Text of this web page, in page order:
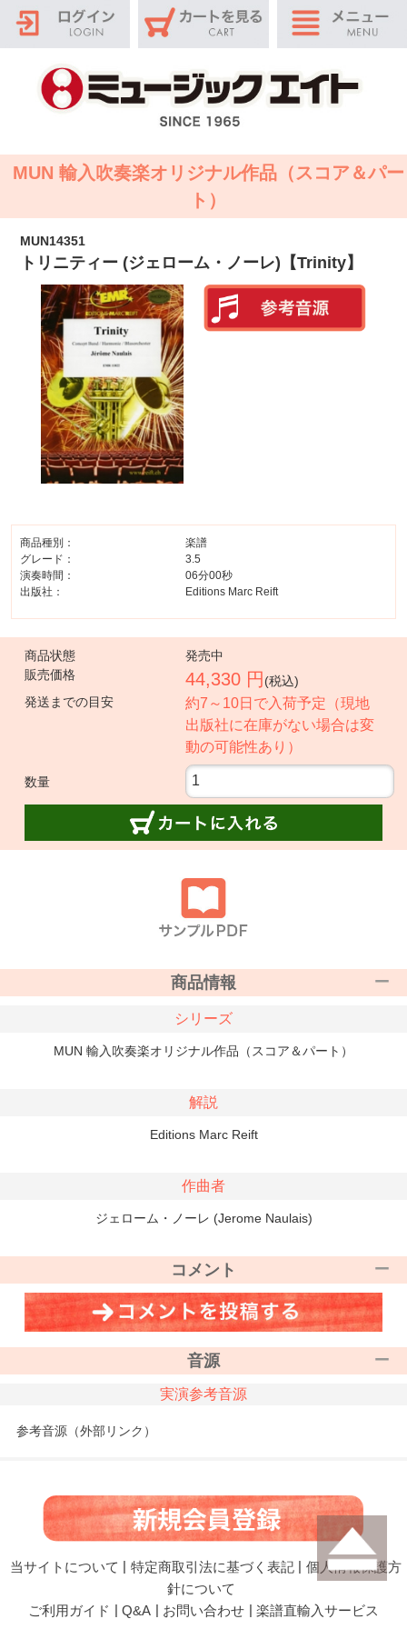
MUN 輸入吹奏楽オリジナル作品（スコア＆パー
ト）
MUN14351
トリニティー (ジェローム・ノーレ)【Trinity】
商品種別：
楽譜
グレード：
3.5
演奏時間：
06分00秒
出版社：
Editions Marc Reift
商品状態
発売中
販売価格
44,330 円 (税込)
発送までの目安
約7～10日で入荷予定（現地
出版社に在庫がない場合は変
動の可能性あり）
数量
商品情報
シリーズ
MUN 輸入吹奏楽オリジナル作品（スコア＆パート）
解説
Editions Marc Reift
作曲者
ジェローム・ノーレ (Jerome Naulais)
コメント
音源
実演参考音源
参考音源（外部リンク）
当サイトについて | 特定商取引法に基づく表記 | 個人情報保護方
針について
ご利用ガイド | Q&A | お問い合わせ | 楽譜直輸入サービス